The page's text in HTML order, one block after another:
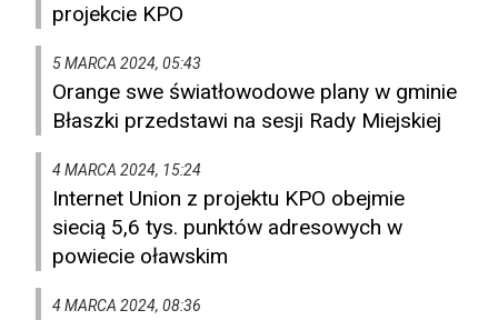
projekcie KPO
5 MARCA 2024, 05:43
Orange swe światłowodowe plany w gminie
Błaszki przedstawi na sesji Rady Miejskiej
4 MARCA 2024, 15:24
Internet Union z projektu KPO obejmie
siecią 5,6 tys. punktów adresowych w
powiecie oławskim
4 MARCA 2024, 08:36